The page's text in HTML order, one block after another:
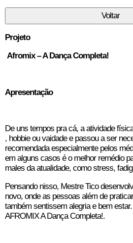
Projeto
Afromix – A Dança Completa!
Apresentação
De uns tempos pra cá, a atividade
, hobbie ou vaidade e passou a ser
recomendada especialmente pelos
em alguns casos é o melhor remédio
males da atualidade, como stress,
Pensando nisso, Mestre Tico
novo, onde as pessoas além de
também sentissem alegria e bem
AFROMIX A Dança Completa!.